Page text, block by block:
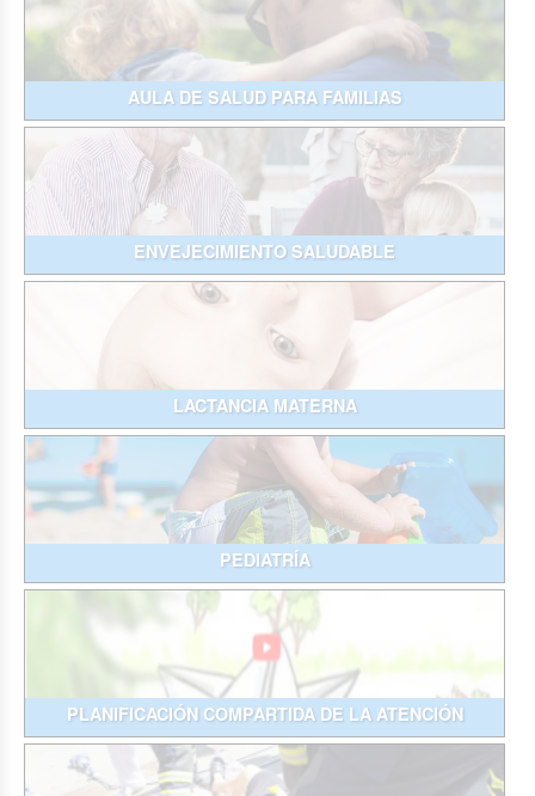
AULA DE SALUD PARA FAMILIAS
ENVEJECIMIENTO SALUDABLE
LACTANCIA MATERNA
PEDIATRÍA
PLANIFICACIÓN COMPARTIDA DE LA ATENCIÓN